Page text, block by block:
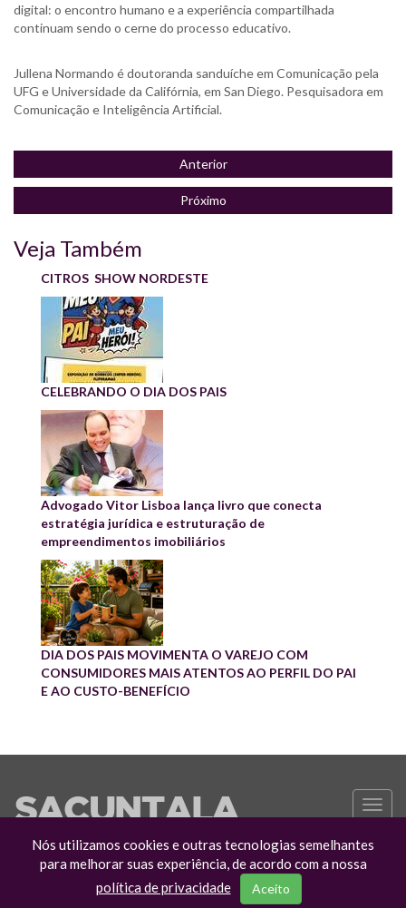
digital: o encontro humano e a experiência compartilhada
continuam sendo o cerne do processo educativo.
Jullena Normando é doutoranda sanduíche em Comunicação pela
UFG e Universidade da Califórnia, em San Diego. Pesquisadora em
Comunicação e Inteligência Artificial.
Anterior
Próximo
Veja Também
CITROS SHOW NORDESTE
CELEBRANDO O DIA DOS PAIS
Advogado Vitor Lisboa lança livro que conecta
estratégia jurídica e estruturação de
empreendimentos imobiliários
DIA DOS PAIS MOVIMENTA O VAREJO COM
CONSUMIDORES MAIS ATENTOS AO PERFIL DO PAI
E AO CUSTO-BENEFÍCIO
Nós utilizamos cookies e outras tecnologias semelhantes
para melhorar suas experiência, de acordo com a nossa
política de privacidade
Aceito